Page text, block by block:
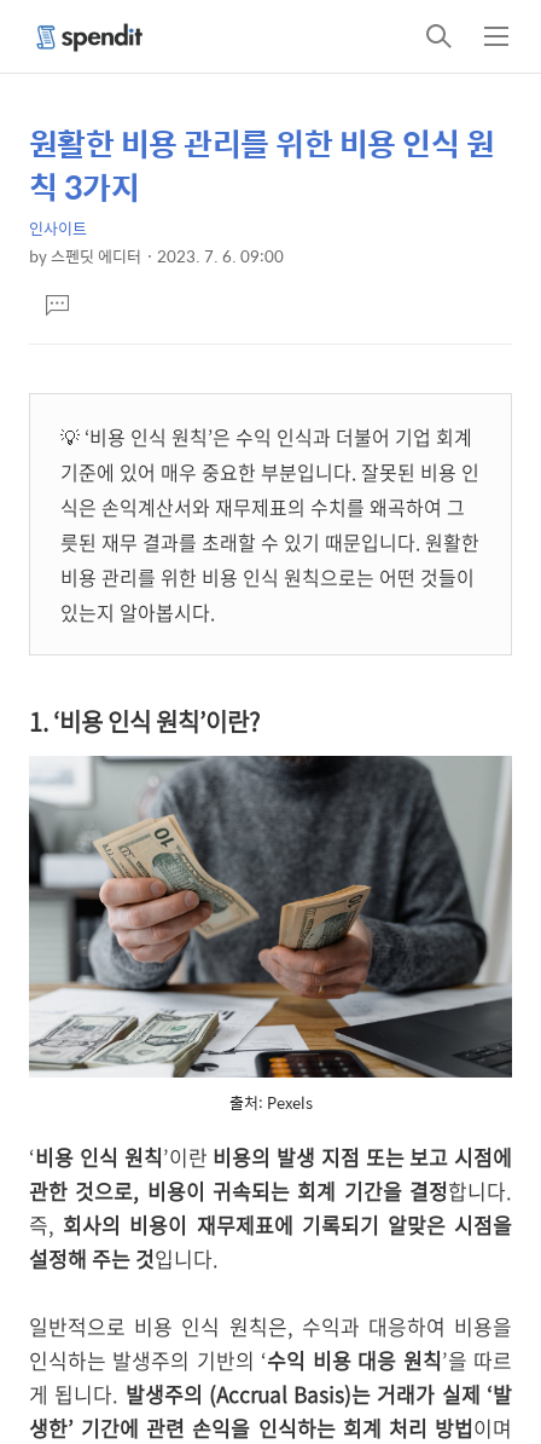
검
색
메
뉴
상
세
텐
본
문
제
목
원활한 비용 관리를 위한 비용 인식 원
칙 3가지
인사이트
by스펜딧 에디터 2023. 7. 6. 09:00
문댓
글
💡 ‘비용 인식 원칙’은 수익 인식과 더불어 기업 회계
기준에 있어 매우 중요한 부분입니다. 잘못된 비용 인
식은 손익계산서와 재무제표의 수치를 왜곡하여 그
릇된 재무 결과를 초래할 수 있기 때문입니다. 원활한
비용 관리를 위한 비용 인식 원칙으로는 어떤 것들이
있는지 알아봅시다.
1. ‘비용 인식 원칙’이란?
출처: Pexels
‘비용 인식 원칙’이란 비용의 발생 지점 또는 보고 시점에
관한 것으로, 비용이 귀속되는 회계 기간을 결정합니다.
즉, 회사의 비용이 재무제표에 기록되기 알맞은 시점을
설정해 주는 것입니다.
일반적으로 비용 인식 원칙은, 수익과 대응하여 비용을
인식하는 발생주의 기반의 ‘수익 비용 대응 원칙’을 따르
게 됩니다. 발생주의 (Accrual Basis)는 거래가 실제 ‘발
생한’ 기간에 관련 손익을 인식하는 회계 처리 방법이며